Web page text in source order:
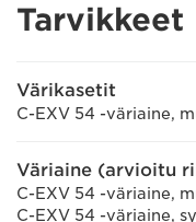
Tarvikkeet
Värikasetit
C-EXV 54 -väriaine,
Väriaine (arvioitu
C-EXV 54 -väriaine,
C-EXV 54 -väriaine,